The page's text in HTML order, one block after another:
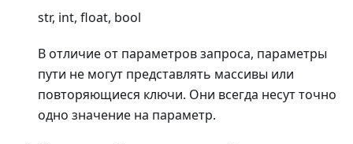
str, int, float, bool
В отличие от параметров запроса, параметры
пути не могут представлять массивы или
повторяющиеся ключи. Они всегда несут точно
одно значение на параметр.